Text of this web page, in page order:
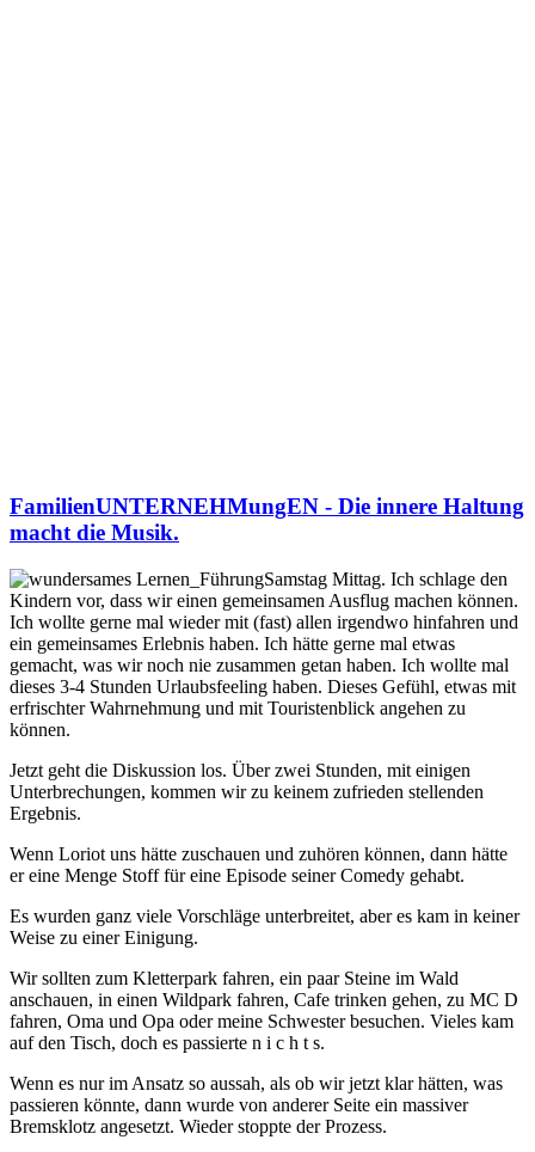
FamilienUNTERNEHMungEN - Die innere Haltung
macht die Musik.
Samstag Mittag. Ich schlage den
Kindern vor, dass wir einen gemeinsamen Ausflug machen können.
Ich wollte gerne mal wieder mit (fast) allen irgendwo hinfahren und
ein gemeinsames Erlebnis haben. Ich hätte gerne mal etwas
gemacht, was wir noch nie zusammen getan haben. Ich wollte mal
dieses 3-4 Stunden Urlaubsfeeling haben. Dieses Gefühl, etwas mit
erfrischter Wahrnehmung und mit Touristenblick angehen zu
können.
Jetzt geht die Diskussion los. Über zwei Stunden, mit einigen
Unterbrechungen, kommen wir zu keinem zufrieden stellenden
Ergebnis.
Wenn Loriot uns hätte zuschauen und zuhören können, dann hätte
er eine Menge Stoff für eine Episode seiner Comedy gehabt.
Es wurden ganz viele Vorschläge unterbreitet, aber es kam in keiner
Weise zu einer Einigung.
Wir sollten zum Kletterpark fahren, ein paar Steine im Wald
anschauen, in einen Wildpark fahren, Cafe trinken gehen, zu MC D
fahren, Oma und Opa oder meine Schwester besuchen. Vieles kam
auf den Tisch, doch es passierte n i c h t s.
Wenn es nur im Ansatz so aussah, als ob wir jetzt klar hätten, was
passieren könnte, dann wurde von anderer Seite ein massiver
Bremsklotz angesetzt. Wieder stoppte der Prozess.